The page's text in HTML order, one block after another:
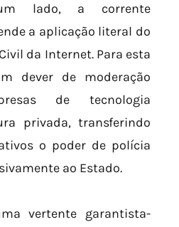
lado, a corrente
a aplicação literal do
da Internet. Para esta
dever de moderação
de tecnologia
privada, transferindo
o poder de polícia
ao Estado.
vertente garantista-